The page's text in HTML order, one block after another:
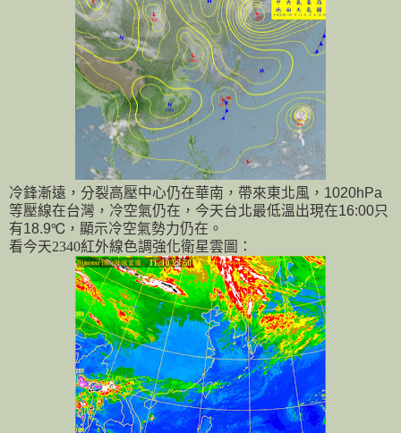
冷鋒漸遠，分裂高壓中心仍在華南，帶來東北風， 1020hPa
等壓線在台灣，冷空氣仍在，今天台北最低溫出現在16:00只
有18.9℃，顯示冷空氣勢力仍在。
看今天2340紅外線色調強化衛星雲圖：